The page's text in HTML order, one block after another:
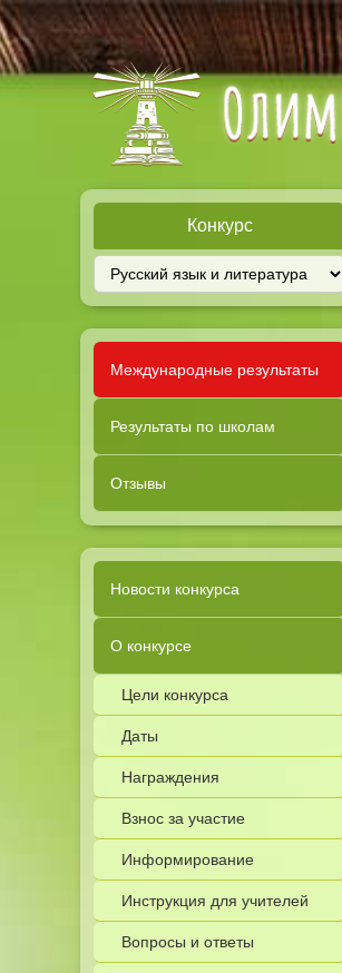
Конкурс
Международные результаты
Результаты по школам
Отзывы
Новости конкурса
О конкурсе
Цели конкурса
Даты
Награждения
Взнос за участие
Информирование
Инструкция для учителей
Вопросы и ответы